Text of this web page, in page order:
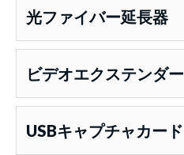
光ファイバー延長器
ビデオエクステンダー
USBキャプチャカード